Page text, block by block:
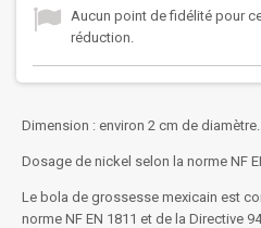
Aucun point de fidélité pour
réduction.
Dimension : environ 2 cm de diamètre.
Dosage de nickel selon la norme NF
Le bola de grossesse mexicain est
norme NF EN 1811 et de la Directive